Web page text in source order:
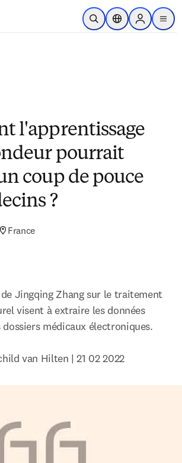
Passer au contenu principal
Ouvrir la recherche
Sélecteur de
Sign in to
menu
l'apprentissage
pourrait
coup de pouce
?
France
Jingqing Zhang sur le traitement
visent à extraire les données
médicaux électroniques.
van Hilten | 21 02 2022